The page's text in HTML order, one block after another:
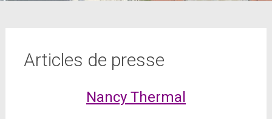
Articles de presse
Nancy Thermal